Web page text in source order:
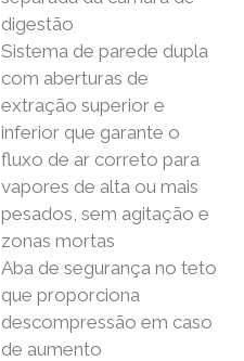
digestão
Sistema de parede dupla
com aberturas de
extração superior e
inferior que garante o
fluxo de ar correto para
vapores de alta ou mais
pesados, sem agitação e
zonas mortas
Aba de segurança no teto
que proporciona
descompressão em caso
de aumento